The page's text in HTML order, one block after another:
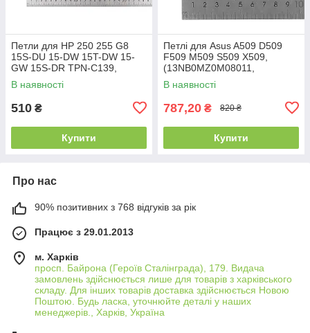
Петли для HP 250 255 G8
15S-DU 15-DW 15T-DW 15-
GW 15S-DR TPN-C139,
(пара, левая+правая,
L52009-001, AM2H8000310,
В наявності
510 ₴
Купити
Петлі для Asus A509 D509
F509 M509 S509 X509,
(13NB0MZ0M08011,
13NB0MZ0M07011, пара,
ліва+права)
В наявності
787,20 ₴ 820 ₴
Купити
Про нас
90% позитивних з 768 відгуків за рік
Працює з 29.01.2013
м. Харків
просп. Байрона (Героїв Сталінграда), 179. Видача
замовлень здійснюється лише для товарів з харківського
складу. Для інших товарів доставка здійснюється Новою
Поштою. Будь ласка, уточнюйте деталі у наших
менеджерів., Харків, Україна